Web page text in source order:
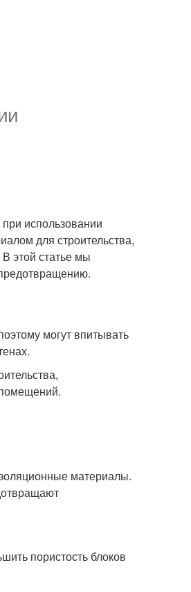
использовании
для строительства,
этой статье мы
могут впитывать
материалы.
пористость блоков